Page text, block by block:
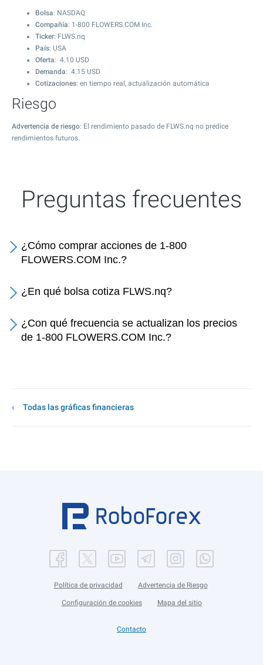
Bolsa: NASDAQ
Compañía: 1-800 FLOWERS.COM Inc.
Ticker: FLWS.nq
País: USA
Oferta: 4.10 USD
Demanda: 4.15 USD
Cotizaciones: en tiempo real, actualización automática
Riesgo
Advertencia de riesgo: El rendimiento pasado de FLWS.nq no predice
rendimientos futuros.
Preguntas frecuentes
¿Cómo comprar acciones de 1-800
FLOWERS.COM Inc.?
¿En qué bolsa cotiza FLWS.nq?
¿Con qué frecuencia se actualizan los precios
de 1-800 FLOWERS.COM Inc.?
Todas las gráficas financieras
Política de privacidad Advertencia de Riesgo
Configuración de cookies Mapa del sitio
Contacto